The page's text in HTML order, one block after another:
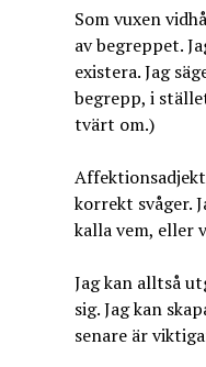
Som vuxen
av begreppet.
existera. Jag
begrepp, i
tvärt om.)
korrekt svåger.
kalla vem, eller
Jag kan alltså
sig. Jag kan
senare är